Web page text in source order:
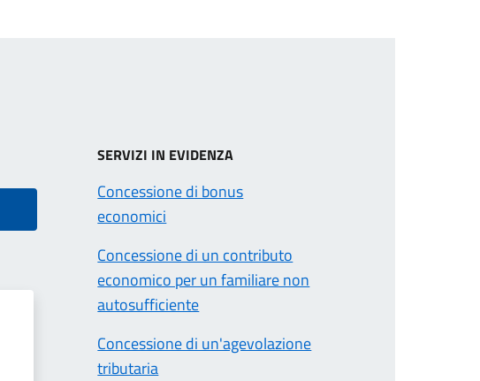
SERVIZI IN EVIDENZA
Concessione di bonus
economici
Concessione di un contributo
economico per un familiare non
autosufficiente
Concessione di un'agevolazione
tributaria